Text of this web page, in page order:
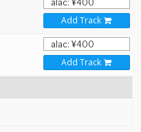
Add Track
Add Track